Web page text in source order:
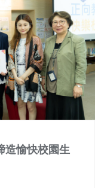
造愉快校園生